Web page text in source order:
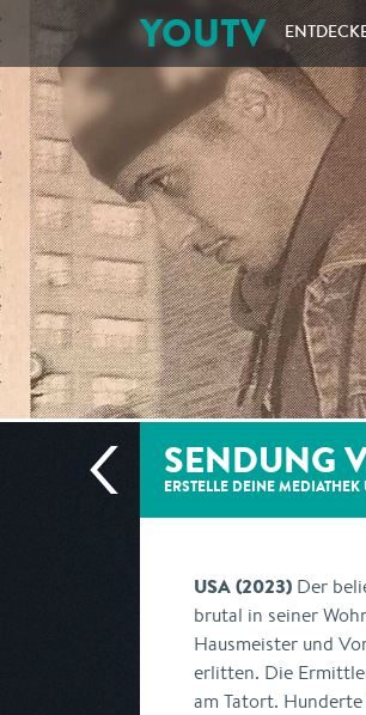
YOUTV
SENDUNG
ERSTELLE DEINE
USA (2023) Der
brutal in seiner
Hausmeister und
erlitten. Die
am Tatort. Hunderte